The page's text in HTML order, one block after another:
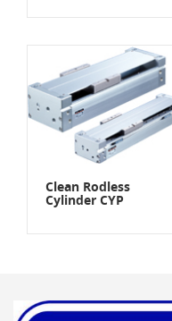
Clean Rodless
Cylinder CYP